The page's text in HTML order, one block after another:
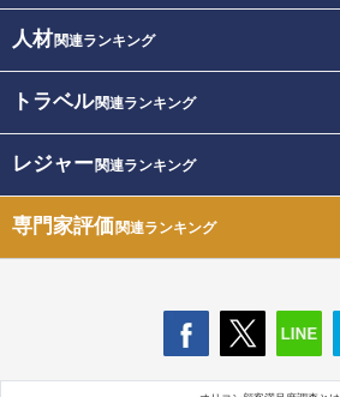
人材関連ランキング
トラベル関連ランキング
レジャー関連ランキング
専門家評価関連ランキング